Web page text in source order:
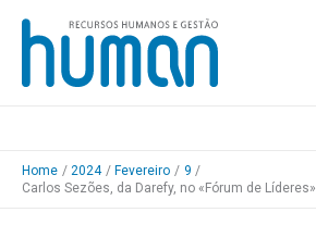
Skip
content
Home 2024 Fevereiro
9
Carlos Sezões, da Darefy, no «Fórum de Líderes»